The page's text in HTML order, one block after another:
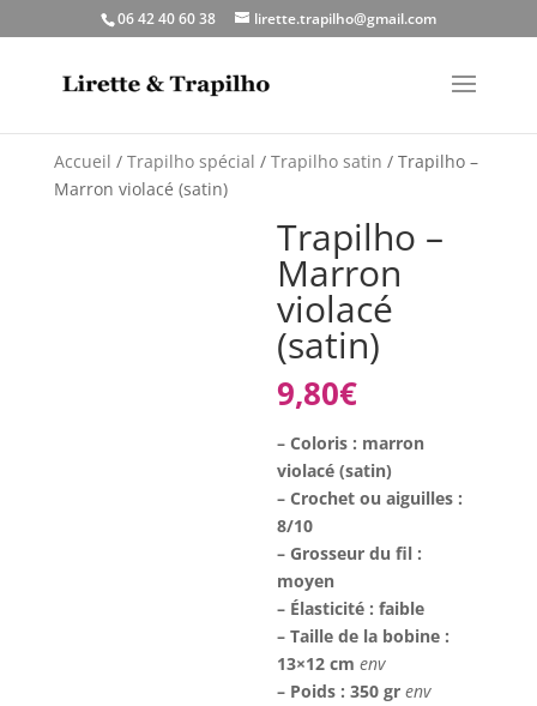
06 42 40 60 38 lirette.trapilho@gmail.com
Accueil / Trapilho spécial / Trapilho satin / Trapilho –
Marron violacé (satin)
Trapilho –
Marron
violacé
(satin)
9,80€
– Coloris : marron
violacé (satin)
– Crochet ou aiguilles :
8/10
– Grosseur du fil :
moyen
– Élasticité : faible
– Taille de la bobine :
13×12 cmenv
– Poids : 350 grenv